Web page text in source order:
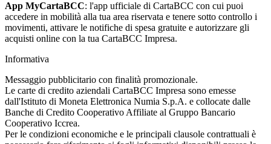
App MyCartaBCC: l'app ufficiale di CartaBCC con cui puoi
accedere in mobilità alla tua area riservata e tenere sotto controllo i
movimenti, attivare le notifiche di spesa gratuite e autorizzare gli
acquisti online con la tua CartaBCC Impresa.
Informativa
Messaggio pubblicitario con finalità promozionale.
Le carte di credito aziendali CartaBCC Impresa sono emesse
dall'Istituto di Moneta Elettronica Numia S.p.A. e collocate dalle
Banche di Credito Cooperativo Affiliate al Gruppo Bancario
Cooperativo Iccrea.
Per le condizioni economiche e le principali clausole contrattuali è